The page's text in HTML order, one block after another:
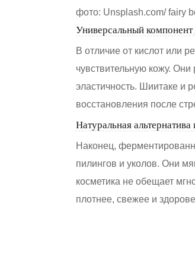
фото: Unsplash.com/ fairy
Универсальный
В отличие от кислот или
чувствительную кожу.
эластичность. Шиитаке и
восстановления после
Натуральная
Наконец,
пилингов и уколов. Они
косметика не обещает
плотнее, свежее и